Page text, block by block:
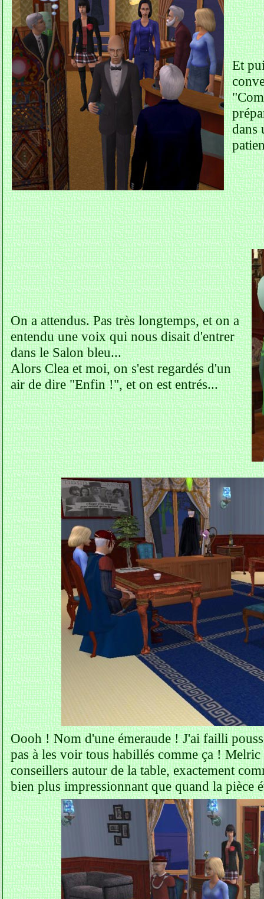
Et
dans
On a attendus. Pas très longtemps, et on a
entendu une voix qui nous disait d'entrer
dans le Salon bleu...
Alors Clea et moi, on s'est regardés d'un
air de dire "Enfin !", et on est entrés...
Oooh ! Nom d'une émeraude ! J'ai failli
pas à les voir tous habillés comme ça ! Melric
conseillers autour de la table, exactement
bien plus impressionnant que quand la pièce